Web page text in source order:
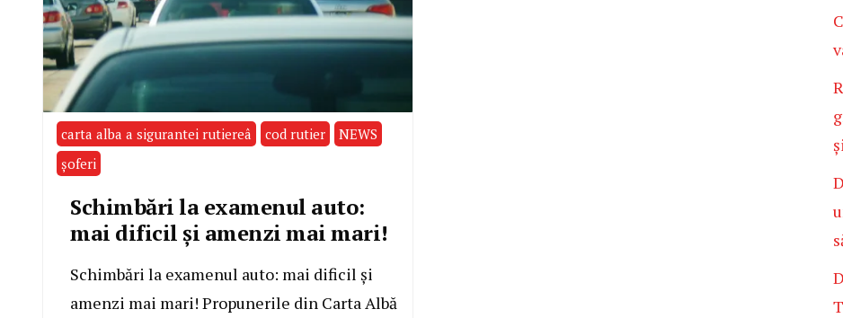
carta alba a sigurantei rutiereâ cod rutier
NEWS
șoferi
Schimbări la examenul auto:
mai dificil și amenzi mai mari!
Schimbări la examenul auto: mai dificil și
amenzi mai mari! Propunerile din Carta Albă